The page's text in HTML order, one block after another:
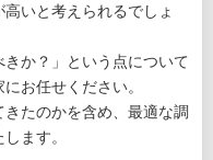
いと考えられるでしょ
きか？」という点について
お任せください。
たのかを含め、最適な調
ます。